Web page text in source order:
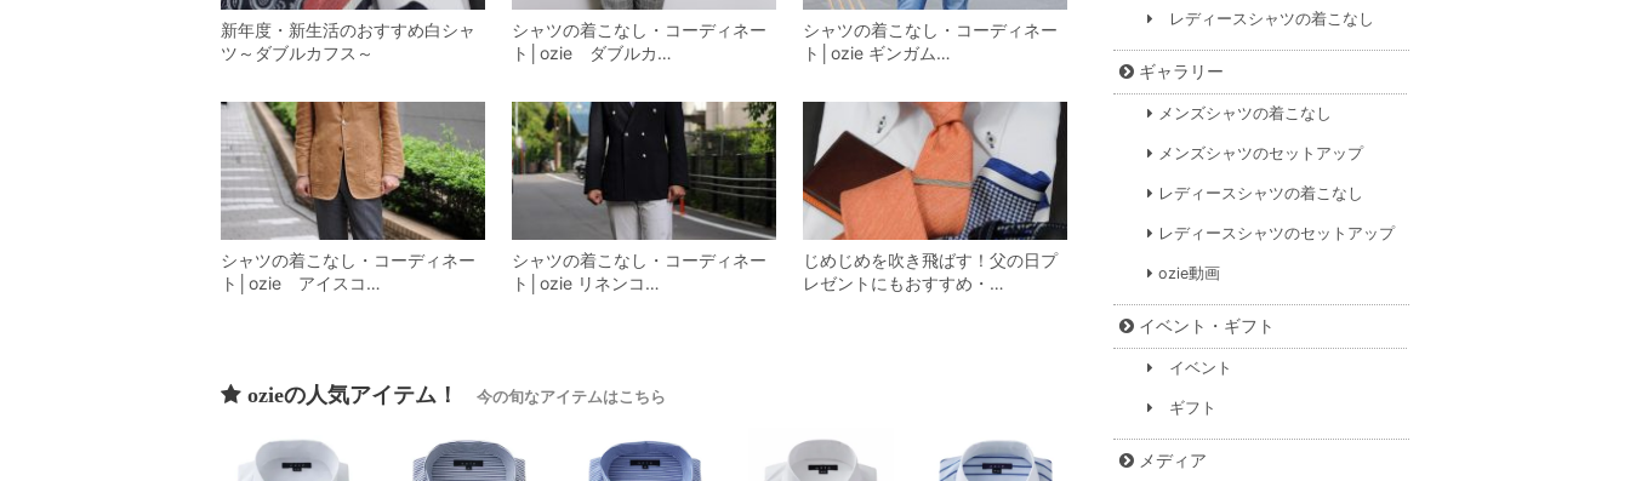
新年度・新生活のおすすめ白シャ
ツ～ダブルカフス～
シャツの着こなし・コーディネー
ト│ozie ダブルカ…
シャツの着こなし・コーディネー
ト│ozie ギンガム…
シャツの着こなし・コーディネー
ト│ozie アイスコ…
シャツの着こなし・コーディネー
ト│ozie リネンコ…
じめじめを吹き飛ばす！父の日プ
レゼントにもおすすめ・…
ozieの人気アイテム！ 今の旬なアイテムはこちら
レディースシャツの着こなし
ギャラリー
メンズシャツの着こなし
メンズシャツのセットアップ
レディースシャツの着こなし
レディースシャツのセットアップ
ozie動画
イベント・ギフト
イベント
ギフト
メディア